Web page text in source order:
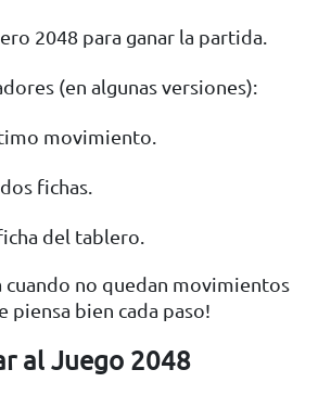
2048 para ganar la partida.
(en algunas versiones):
movimiento.
fichas.
del tablero.
cuando no quedan movimientos
piensa bien cada paso!
al Juego 2048